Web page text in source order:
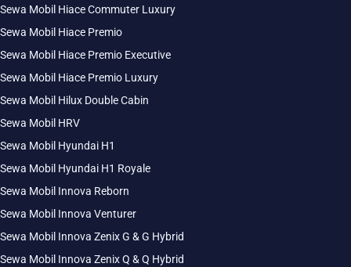
Sewa Mobil Hiace Commuter Luxury
Sewa Mobil Hiace Premio
Sewa Mobil Hiace Premio Executive
Sewa Mobil Hiace Premio Luxury
Sewa Mobil Hilux Double Cabin
Sewa Mobil HRV
Sewa Mobil Hyundai H1
Sewa Mobil Hyundai H1 Royale
Sewa Mobil Innova Reborn
Sewa Mobil Innova Venturer
Sewa Mobil Innova Zenix G & G Hybrid
Sewa Mobil Innova Zenix Q & Q Hybrid